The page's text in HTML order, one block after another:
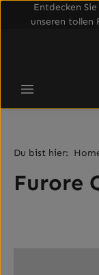
Entdecken
unseren tollen
Du bist hier:
Furore